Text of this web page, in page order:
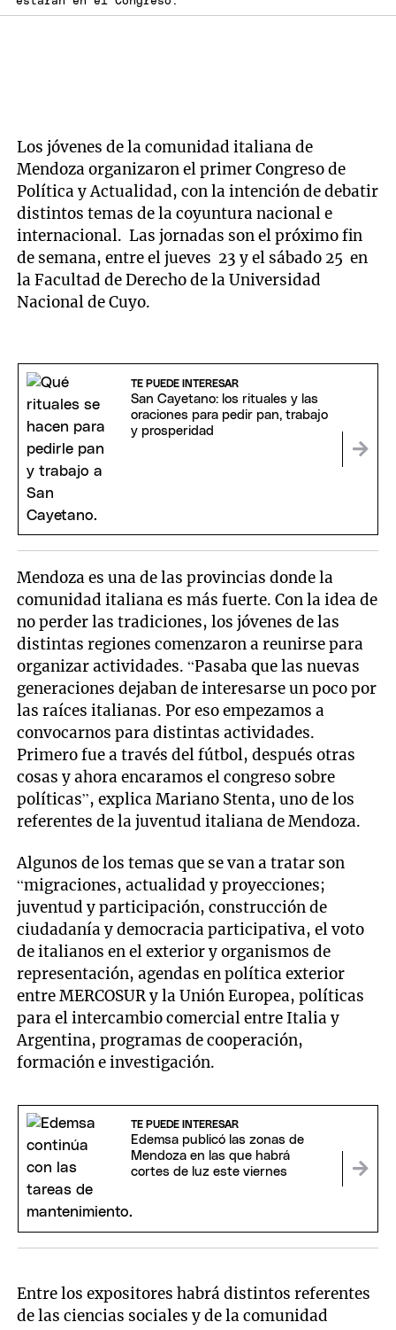
Los jóvenes de la comunidad italiana de
Mendoza organizaron el primer Congreso de
Política y Actualidad, con la intención de debatir
distintos temas de la coyuntura nacional e
internacional. Las jornadas son el próximo fin
de semana, entre el jueves 23 y el sábado 25 en
la Facultad de Derecho de la Universidad
Nacional de Cuyo.
TE PUEDE INTERESAR
San Cayetano: los rituales y las
oraciones para pedir pan, trabajo
y prosperidad
Mendoza es una de las provincias donde la
comunidad italiana es más fuerte. Con la idea de
no perder las tradiciones, los jóvenes de las
distintas regiones comenzaron a reunirse para
organizar actividades. “Pasaba que las nuevas
generaciones dejaban de interesarse un poco por
las raíces italianas. Por eso empezamos a
convocarnos para distintas actividades.
Primero fue a través del fútbol, después otras
cosas y ahora encaramos el congreso sobre
políticas”, explica Mariano Stenta, uno de los
referentes de la juventud italiana de Mendoza.
Algunos de los temas que se van a tratar son
“migraciones, actualidad y proyecciones;
juventud y participación, construcción de
ciudadanía y democracia participativa, el voto
de italianos en el exterior y organismos de
representación, agendas en política exterior
entre MERCOSUR y la Unión Europea, políticas
para el intercambio comercial entre Italia y
Argentina, programas de cooperación,
formación e investigación.
TE PUEDE INTERESAR
Edemsa publicó las zonas de
Mendoza en las que habrá
cortes de luz este viernes
Entre los expositores habrá distintos referentes
de las ciencias sociales y de la comunidad